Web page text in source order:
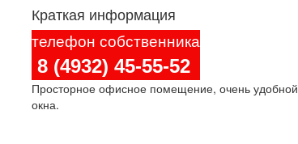
Краткая информация
телефон собственника
8 (4932) 45-55-52
Просторное офисное помещение, очень
окна.